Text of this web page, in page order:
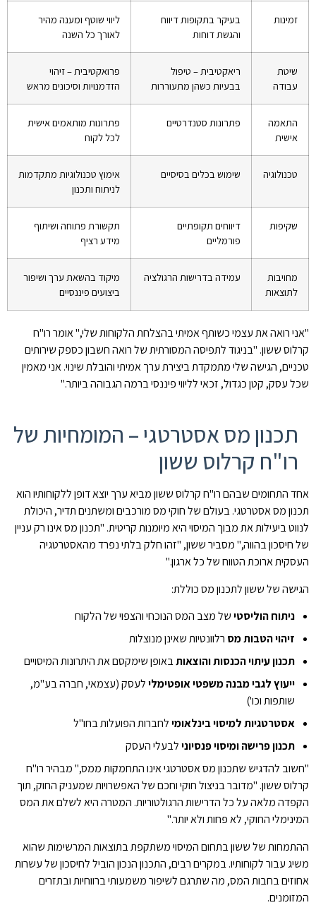
זמינות
בעיקר בתקופות דיווח
והגשת דוחות
ליווי שוטף ומענה מהיר
לאורך כל השנה
שיטת
עבודה
ריאקטיבית – טיפול
בבעיות כשהן מתעוררות
פרואקטיבית – זיהוי
הזדמנויות וסיכונים מראש
התאמה
אישית
פתרונות סטנדרטיים
פתרונות מותאמים אישית
לכל לקוח
טכנולוגיה שימוש בכלים בסיסיים
אימוץ טכנולוגיות מתקדמות
לניתוח ותכנון
שקיפות
דיווחים תקופתיים
פורמליים
תקשורת פתוחה ושיתוף
מידע רציף
מחויבות
לתוצאות
עמידה בדרישות הרגולציה
מיקוד בהשאת ערך ושיפור
ביצועים פיננסיים
"אני רואה את עצמי כשותף אמיתי בהצלחת הלקוחות שלי," אומר רו"ח
קרלוס ששון. "בניגוד לתפיסה המסורתית של רואה חשבון כספק שירותים
טכניים, הגישה שלי מתמקדת ביצירת ערך אמיתי והובלת שינוי. אני מאמין
שכל עסק, קטן כגדול, זכאי לליווי פיננסי ברמה הגבוהה ביותר."
תכנון מס אסטרטגי – המומחיות של
רו"ח קרלוס ששון
אחד התחומים שבהם רו"ח קרלוס ששון מביא ערך יוצא דופן ללקוחותיו הוא
תכנון מס אסטרטגי. בעולם של חוקי מס מורכבים ומשתנים תדיר, היכולת
לנווט ביעילות את מבוך המיסוי היא מיומנות קריטית. "תכנון מס אינו רק עניין
של חיסכון בהווה," מסביר ששון, "זהו חלק בלתי נפרד מהאסטרטגיה
העסקית ארוכת הטווח של כל ארגון."
הגישה של ששון לתכנון מס כוללת:
ניתוח הוליסטישל מצב המס הנוכחי והצפוי של הלקוח
זיהוי הטבות מס רלוונטיות שאינן מנוצלות
תכנון עיתוי הכנסות והוצאותבאופן שימקסם את היתרונות המיסויים
ייעוץ לגבי מבנה משפטי אופטימלילעסק (עצמאי, חברה בע"מ,
שותפות וכו')
אסטרטגיות למיסוי בינלאומילחברות הפועלות בחו"ל
תכנון פרישה ומיסוי פנסיונילבעלי העסק
"חשוב להדגיש שתכנון מס אסטרטגי אינו התחמקות ממס," מבהיר רו"ח
קרלוס ששון. "מדובר בניצול חוקי וחכם של האפשרויות שמעניק החוק, תוך
הקפדה מלאה על כל הדרישות הרגולטוריות. המטרה היא לשלם את המס
המינימלי החוקי, לא פחות ולא יותר."
ההתמחות של ששון בתחום המיסוי משתקפת בתוצאות המרשימות שהוא
משיג עבור לקוחותיו. במקרים רבים, התכנון הנכון הוביל לחיסכון של עשרות
אחוזים בחבות המס, מה שתרגם לשיפור משמעותי ברווחיות ובתזרים
המזומנים.